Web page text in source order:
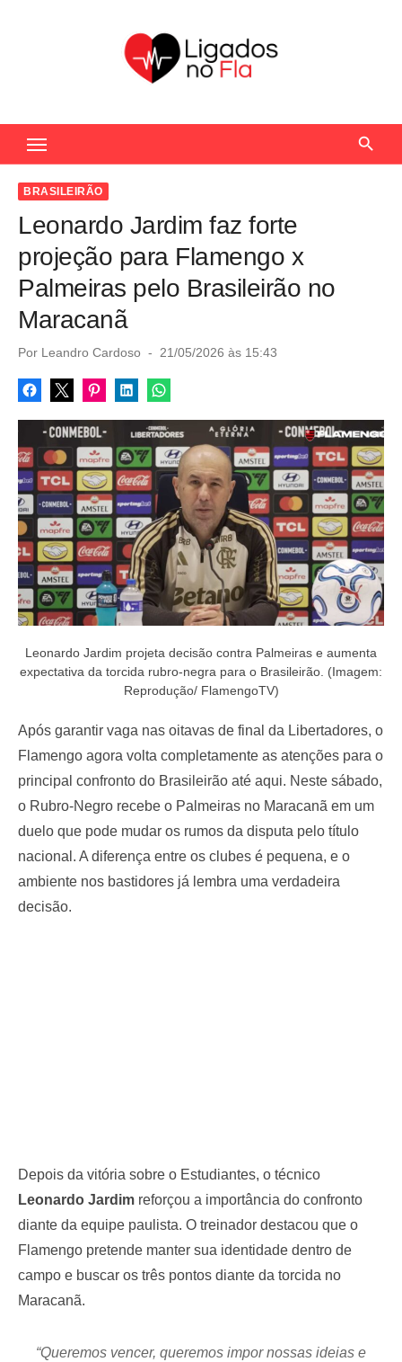
c
BRASILEIRÃO
Leonardo Jardim faz forte
projeção para Flamengo x
Palmeiras pelo Brasileirão no
Maracanã
Por Leandro Cardoso
P
s
t
d
o
n
21/05/2026 às 15:43
Leonardo Jardim projeta decisão contra Palmeiras e aumenta
expectativa da torcida rubro-negra para o Brasileirão. (Imagem:
Reprodução/ FlamengoTV)
Após garantir vaga nas oitavas de final da Libertadores, o
Flamengo agora volta completamente as atenções para o
principal confronto do Brasileirão até aqui. Neste sábado,
o Rubro-Negro recebe o Palmeiras no Maracanã em um
duelo que pode mudar os rumos da disputa pelo título
nacional. A diferença entre os clubes é pequena, e o
ambiente nos bastidores já lembra uma verdadeira
decisão.
Depois da vitória sobre o Estudiantes, o técnico
Leonardo Jardim reforçou a importância do confronto
diante da equipe paulista. O treinador destacou que o
Flamengo pretende manter sua identidade dentro de
campo e buscar os três pontos diante da torcida no
Maracanã.
“Queremos vencer, queremos impor nossas ideias e